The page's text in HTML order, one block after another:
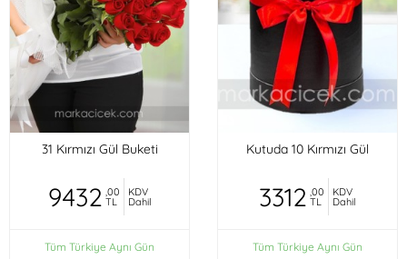
31 Kırmızı Gül Buketi
9432 ,00
TL
KDV
Dahil
Tüm Türkiye Aynı Gün
Kutuda 10 Kırmızı Gül
3312 ,00
TL
KDV
Dahil
Tüm Türkiye Aynı Gün